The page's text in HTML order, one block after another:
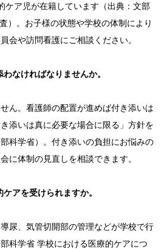
ケア児が在籍しています（出典：文部
）。お子様の状態や学校の体制により
会や訪問看護にご相談ください。
なければなりませんか。
ん。看護師の配置が進めば付き添いは
添いは真に必要な場合に限る」方針を
科学省）。付き添いの負担にお悩みの
に体制の見直しを相談できます。
アを受けられますか。
尿、気管切開部の管理などが学校で行
科学省 学校における医療的ケアにつ